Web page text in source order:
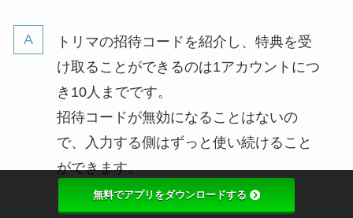
トリマの招待コードを紹介し、特典を受
け取ることができるのは1アカウントにつ
き10人までです。
招待コードが無効になることはないの
で、入力する側はずっと使い続けること
ができます。
無料でアプリをダウンロードする